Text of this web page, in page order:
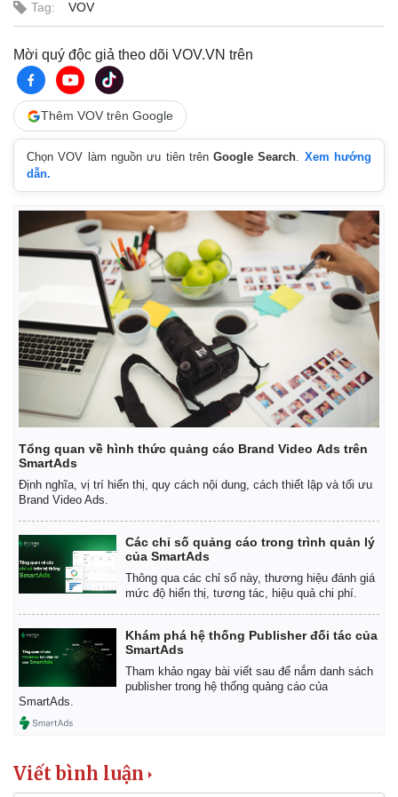
Pháp luật
Vụ án
Tin nóng
Quân sự - Quốc
Vũ khí
Việt Nam
Phân tích
Tag: VOV
Mời quý độc giả theo dõi VOV.VN trên
Thêm VOV trên Google
Chọn VOV làm nguồn ưu tiên trênGoogle Search. Xem hướng
dẫn.
Tổng quan về hình thức quảng cáo Brand Video Ads trên
SmartAds
Định nghĩa, vị trí hiển thị, quy cách nội dung, cách thiết lập và tối ưu
Brand Video Ads.
Các chỉ số quảng cáo trong trình quản lý
của SmartAds
Thông qua các chỉ số này, thương hiệu đánh giá
mức độ hiển thị, tương tác, hiệu quả chi phí.
Khám phá hệ thống Publisher đối tác của
SmartAds
Tham khảo ngay bài viết sau để nắm danh sách
publisher trong hệ thống quảng cáo của
SmartAds.
Viết bình luận